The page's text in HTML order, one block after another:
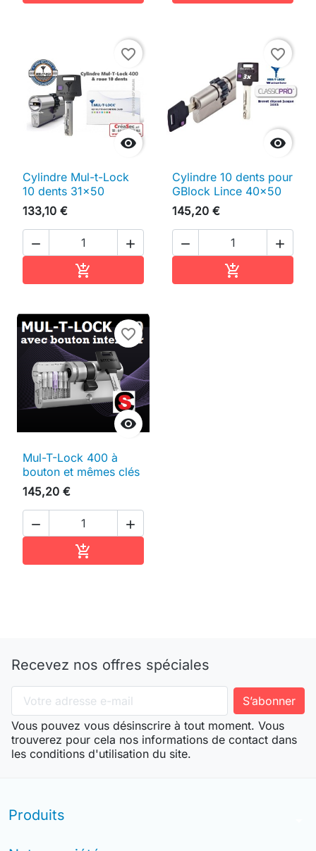

favorite_border
Cylindre Mul-t-Lock
10 dents 31x50
133,10 €
 


favorite_border
Cylindre 10 dents pour
GBlock Lince 40x50
145,20 €
 


favorite_border
Mul-T-Lock 400 à
bouton et mêmes clés
145,20 €
 

Recevez nos offres spéciales
Vous pouvez vous désinscrire à tout moment. Vous
trouverez pour cela nos informations de contact dans
les conditions d'utilisation du site.
Produits